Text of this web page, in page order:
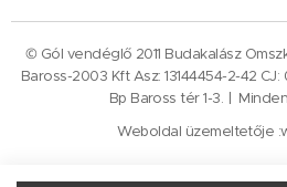
© Gól vendéglő 2011 Budakalász
Baross-2003 Kft Asz: 13144454-2-42
Bp Baross tér 1-3. |
Weboldal üzemeltetője